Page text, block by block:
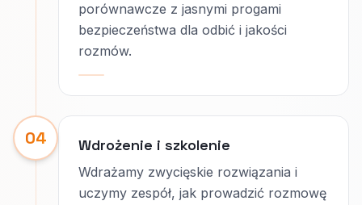
porównawcze z jasnymi progami
bezpieczeństwa dla odbić i jakości
rozmów.
04 Wdrożenie i szkolenie
Wdrażamy zwycięskie rozwiązania i
uczymy zespół, jak prowadzić rozmowę